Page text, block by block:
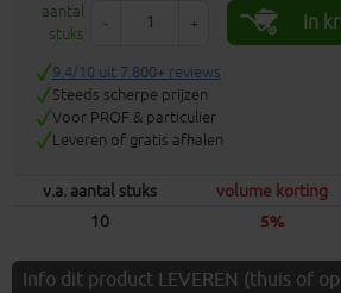
aantal
stuks
- + In
9.4/10 uit 7.800+ reviews
Steeds scherpe prijzen
Voor PROF & particulier
Leveren of gratis afhalen
v.a. aantal stuks volume korting
10
5%
Info dit product LEVEREN (thuis of